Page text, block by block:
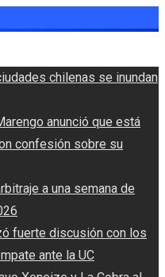
chilenas se inundan
anunció que está
confesión sobre su
a una semana de
fuerte discusión con los
ante la UC